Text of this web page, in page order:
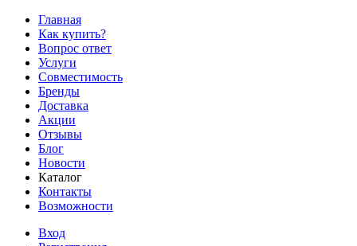
Главная
Как купить?
Вопрос ответ
Услуги
Совместимость
Бренды
Доставка
Акции
Отзывы
Блог
Новости
Каталог
Контакты
Возможности
Вход